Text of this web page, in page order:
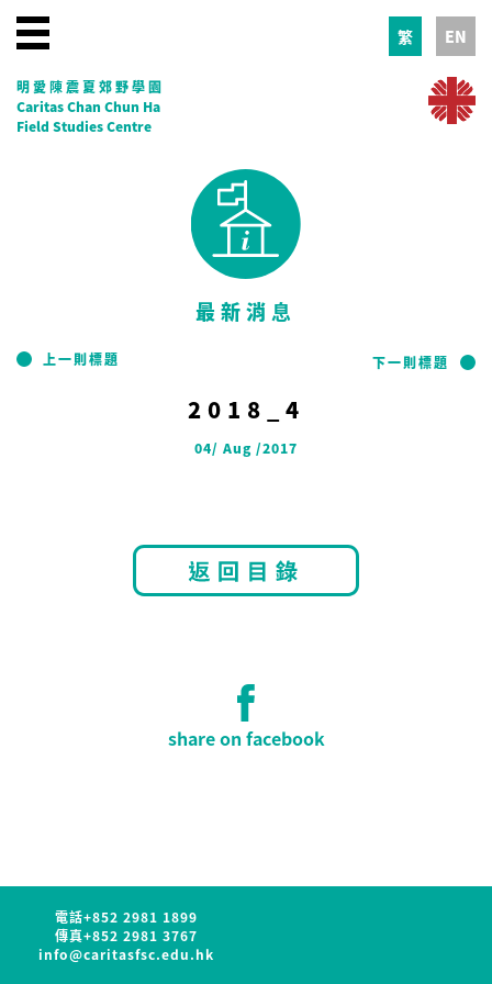
繁 EN
明愛陳震夏郊野學園
Caritas Chan Chun Ha
Field Studies Centre
最新消息
上一則標題 下一則標題
2018_4
04/ Aug /2017
share on facebook
電話+852 2981 1899
傳真+852 2981 3767
info@caritasfsc.edu.hk